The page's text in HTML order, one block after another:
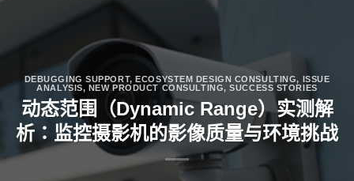
DEBUGGING SUPPORT,ECOSYSTEM DESIGN CONSULTING, ISSUE
ANALYSIS, NEW PRODUCT CONSULTING,SUCCESS STORIES
动态范围（Dynamic Range）实测解
析：监控摄影机的影像质量与环境挑战